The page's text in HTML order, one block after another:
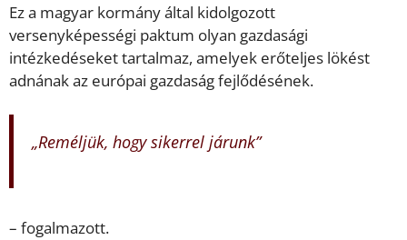
Ez a magyar kormány által kidolgozott
versenyképességi paktum olyan gazdasági
intézkedéseket tartalmaz, amelyek erőteljes lökést
adnának az európai gazdaság fejlődésének.
„Reméljük, hogy sikerrel járunk”
– fogalmazott.